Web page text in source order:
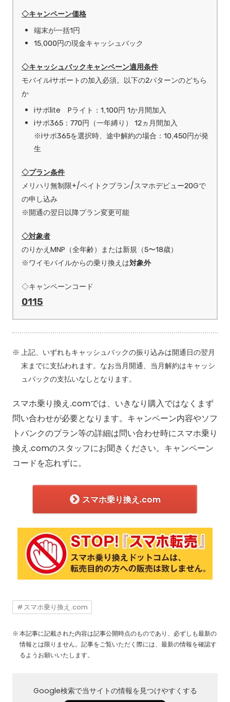
◇キャンペーン価格
端末が一括1円
15,000円の現金キャッシュバック
◇キャッシュバックキャンペーン適用条件
モバイルiサポートの加入必須。以下の2パターンのどちら
か
iサポlite Pライト：1,100円 1か月間加入
iサポ365：770円（一年縛り） 12ヵ月間加入
※iサポ365を選択時、途中解約の場合：10,450円が発
生
◇プラン条件
メリハリ無制限+/ペイトクプラン/スマホデビュー20Gで
の申し込み
※開通の翌日以降プラン変更可能
◇対象者
のりかえMNP（全年齢）または新規（5〜18歳）
※ワイモバイルからの乗り換えは対象外
◇キャンペーンコード
0115
上記、いずれもキャッシュバックの振り込みは開通日の翌月
末までに支払われます。なお当月開通、当月解約はキャッシ
ュバックの支払いなしとなります。
スマホ乗り換え.comでは、いきなり購入ではなくまず
問い合わせが必要となります。キャンペーン内容やソフ
トバンクのプラン等の詳細は問い合わせ時にスマホ乗り
換え.comのスタッフにお聞きください。キャンペーン
コードを忘れずに。
スマホ乗り換え.com
スマホ乗り換え.com
本記事に記載された内容は記事公開時点のものであり、必ずしも最新の
情報とは限りません。記事をご覧いただく際には、最新の情報を確認す
るようお願いいたします。
Google検索で当サイトの情報を見つけやすくする